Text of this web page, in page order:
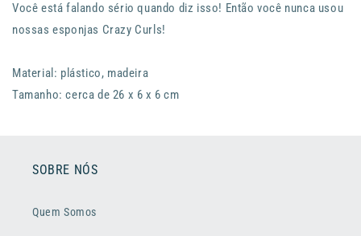
Você está falando sério quando diz isso! Então você nunca usou
nossas esponjas Crazy Curls!
Material: plástico, madeira
Tamanho: cerca de 26 x 6 x 6 cm
SOBRE NÓS
Quem Somos